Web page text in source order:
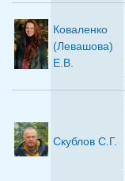
Коваленко
(Левашова)
Е.В.
Скублов С.Г.